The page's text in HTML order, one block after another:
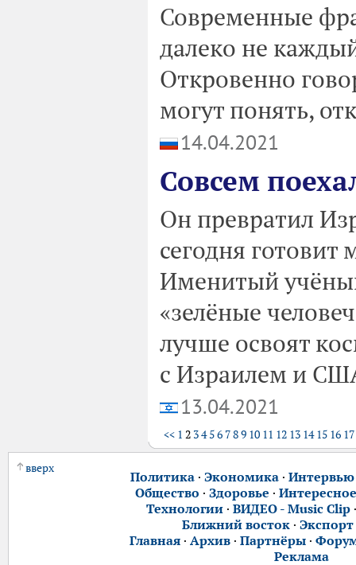
Современные
далеко не
Откровенно
могут понять,
14.04.2021
Совсем
Он превратил
сегодня
Именитый
«зелёные
лучше освоят
с Израилем и
13.04.2021
<< 1 2 34 56 789 10 11 12 13 14 15 16 17
вверх
Политика· Экономика· Интервью
Общество · Здоровье · Интересное
Технологии· ВИДЕО - Music Clip
Ближний восток ·
Главная· Архив· Партнёры·
Реклама